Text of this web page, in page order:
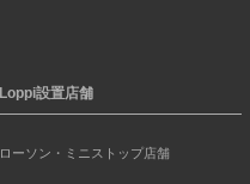
Loppi設置店舗
ローソン・ミニストップ店舗